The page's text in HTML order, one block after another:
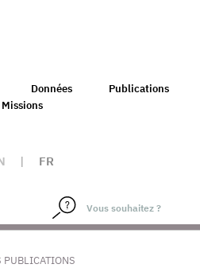
Données
Publications
Missions
| FR
PUBLICATIONS